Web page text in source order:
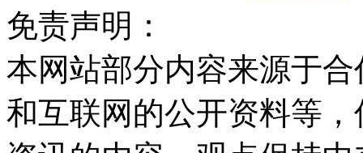
免责声明：
本网站部分内容来源于
和互联网的公开资料等